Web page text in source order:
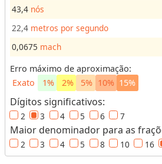
i
a
s
C
o
v
e
r
s
o
r
e
43,4 nós
22,4 metros por segundo
0,0675 mach
Erro máximo de aproximação:
Exato
1% 2% 5% 10% 15%
Dígitos significativos:
2 3 4 5 6 7
Maior denominador para as
2 3 4 5 8 10 16